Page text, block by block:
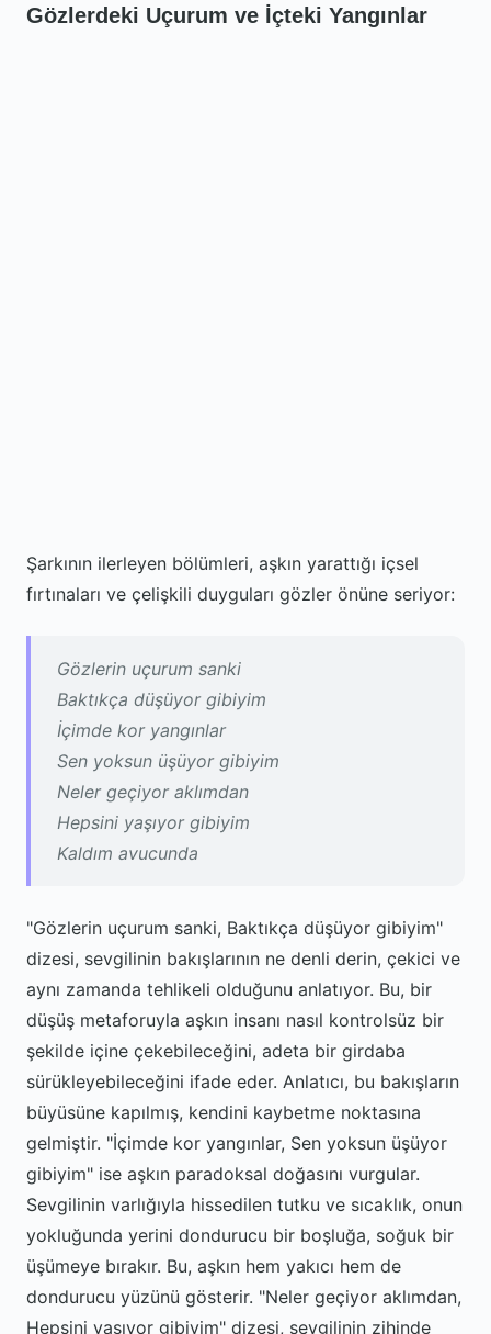
Gözlerdeki Uçurum ve İçteki Yangınlar
Şarkının ilerleyen bölümleri, aşkın yarattığı içsel
fırtınaları ve çelişkili duyguları gözler önüne seriyor:
Gözlerin uçurum sanki
Baktıkça düşüyor gibiyim
İçimde kor yangınlar
Sen yoksun üşüyor gibiyim
Neler geçiyor aklımdan
Hepsini yaşıyor gibiyim
Kaldım avucunda
"Gözlerin uçurum sanki, Baktıkça düşüyor gibiyim"
dizesi, sevgilinin bakışlarının ne denli derin, çekici ve
aynı zamanda tehlikeli olduğunu anlatıyor. Bu, bir
düşüş metaforuyla aşkın insanı nasıl kontrolsüz bir
şekilde içine çekebileceğini, adeta bir girdaba
sürükleyebileceğini ifade eder. Anlatıcı, bu bakışların
büyüsüne kapılmış, kendini kaybetme noktasına
gelmiştir. "İçimde kor yangınlar, Sen yoksun üşüyor
gibiyim" ise aşkın paradoksal doğasını vurgular.
Sevgilinin varlığıyla hissedilen tutku ve sıcaklık, onun
yokluğunda yerini dondurucu bir boşluğa, soğuk bir
üşümeye bırakır. Bu, aşkın hem yakıcı hem de
dondurucu yüzünü gösterir. "Neler geçiyor aklımdan,
Hepsini yaşıyor gibiyim" dizesi, sevgilinin zihinde